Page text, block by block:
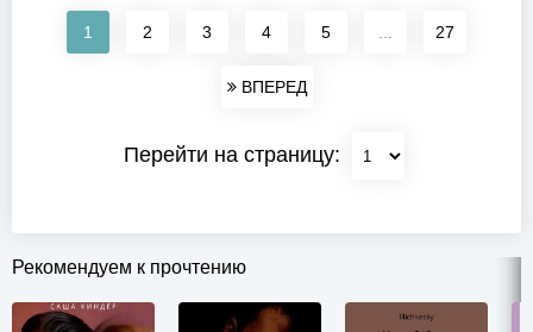
1 2 3 4 5 27
ВПЕРЕД
Перейти на страницу:
Рекомендуем к прочтению